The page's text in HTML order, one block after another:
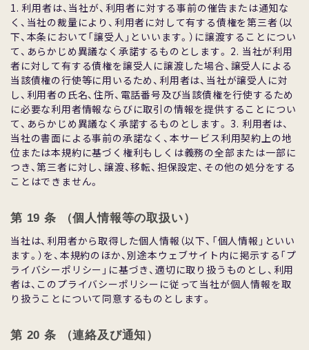
1. 利⽤者は、当社が、利⽤者に対する事前の催告または通知な
く、当社の裁量により、利⽤者に対して有する債権を第三者（以
下、本条において「譲受⼈」といいます。）に譲渡することについ
て、あらかじめ異議なく承諾するものとします。 2. 当社が利⽤
者に対して有する債権を譲受⼈に譲渡した場合、譲受⼈による
当該債権の⾏使等に⽤いるため、利⽤者は、当社が譲受⼈に対
し、利⽤者の⽒名、住所、電話番号及び当該債権を⾏使するため
に必要な利⽤者情報ならびに取引の情報を提供することについ
て、あらかじめ異議なく承諾するものとします。 3. 利⽤者は、
当社の書⾯による事前の承諾なく、本サービス利⽤契約上の地
位または本規約に基づく権利もしくは義務の全部または⼀部に
つき、第三者に対し、譲渡、移転、担保設定、その他の処分をする
ことはできません。
第 19 条 （個⼈情報等の取扱い）
当社は、利⽤者から取得した個⼈情報（以下、「個⼈情報」といい
ます。）を、本規約のほか、別途本ウェブサイト内に掲⽰する「プ
ライバシーポリシー」に基づき、適切に取り扱うものとし、利⽤
者は、このプライバシーポリシーに従って当社が個⼈情報を取
り扱うことについて同意するものとします。
第 20 条 （連絡及び通知）